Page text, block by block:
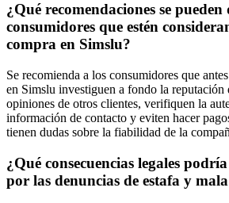
¿Qué recomendaciones se
consumidores que estén
compra en Simslu?
Se recomienda a los consumidores que
en Simslu investiguen a fondo la reputación
opiniones de otros clientes, verifiquen la
información de contacto y eviten hacer
tienen dudas sobre la fiabilidad de la
¿Qué consecuencias legales
por las denuncias de estafa y